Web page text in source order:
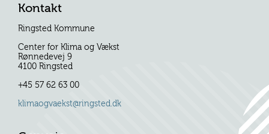
Kontakt
Ringsted Kommune
Center for Klima og Vækst
Rønnedevej 9
4100 Ringsted
+45 57 62 63 00
klimaogvaekst@ringsted.dk